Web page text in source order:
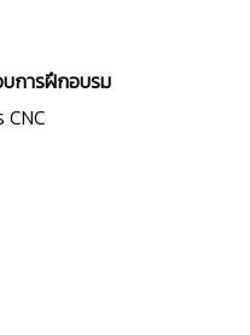
การฝึกอบรม